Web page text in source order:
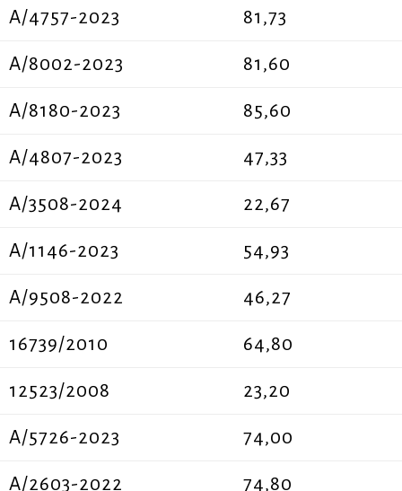
A/4757-2023 81,73
Α/8002-2023 81,60
Α/8180-2023 85,60
A/4807-2023 47,33
A/3508-2024 22,67
Α/1146-2023 54,93
A/9508-2022 46,27
16739/2010 64,80
12523/2008 23,20
Α/5726-2023 74,00
A/2603-2022 74,80